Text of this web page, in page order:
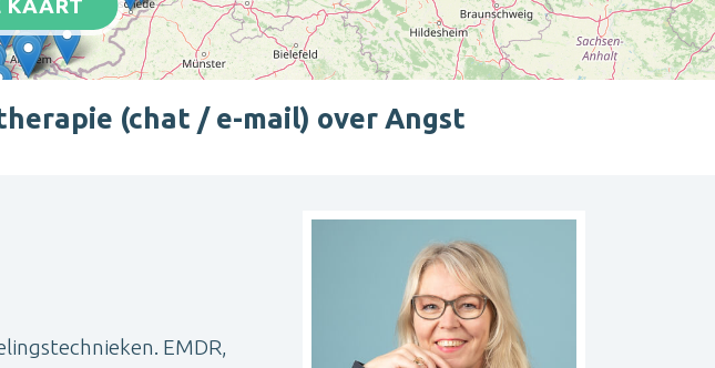
KAART
(chat / e-mail) over Angst
EMDR,